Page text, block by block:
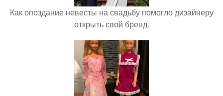
Как опоздание невесты на свадьбу помогло дизайнеру
открыть свой бренд.